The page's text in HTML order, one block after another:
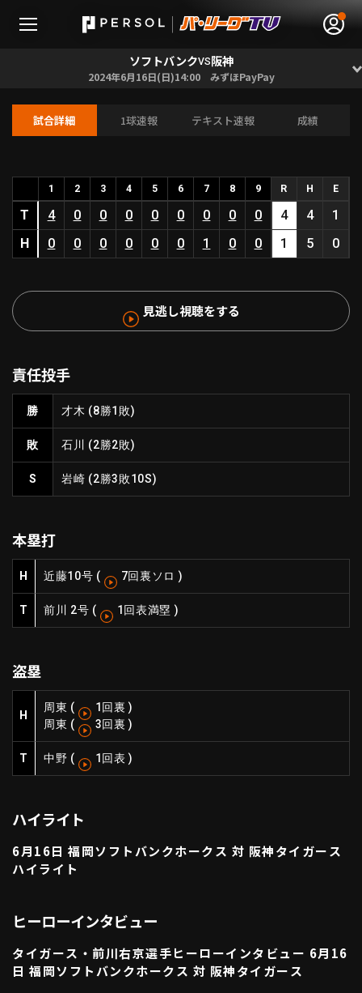
HOME
動画
ファーム東地区
ファーム中地区
ファーム西地区
交流戦
北海道日本ハムファイターズ
東北楽天ゴールデンイーグルス
埼玉西武ライオンズ
千葉ロッテマリーンズ
オリックス・バファローズ
ニュース
設定
利用規約 プライバシーポリシー
特定商取引法の表示
ソフトバンクVS阪神
2024年6月16日(日)14:00 みずほPayPay
試合詳細 1球速報 テキスト速報 成績
1 2 3 4 5 6 7 8 9 R H E
T 4 0 0 0 0 0 0 0 0 4 4
1
H
0 0 0 0 0 0 1 0 0 1 5 0
見逃し視聴をする
責任投手
勝 才木 (8勝1敗)
敗 石川 (2勝2敗)
S 岩崎 (2勝3敗10S)
本塁打
H 近藤10号 ( 7回裏ソロ )
T 前川 2号 ( 1回表満塁 )
盗塁
H
周東 ( 1回裏 )
周東 ( 3回裏 )
T 中野 ( 1回表 )
ハイライト
6月16日 福岡ソフトバンクホークス 対 阪神タイガース
ハイライト
ヒーローインタビュー
タイガース・前川右京選手ヒーローインタビュー 6月16
日 福岡ソフトバンクホークス 対 阪神タイガース